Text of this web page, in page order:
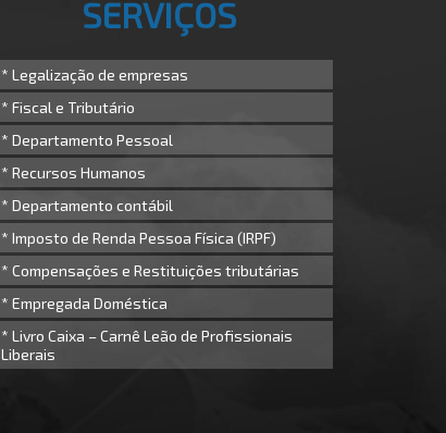
SERVIÇOS
* Legalização de empresas
* Fiscal e Tributário
* Departamento Pessoal
* Recursos Humanos
* Departamento contábil
* Imposto de Renda Pessoa Física (IRPF)
* Compensações e Restituições tributárias
* Empregada Doméstica
* Livro Caixa – Carnê Leão de Profissionais
Liberais